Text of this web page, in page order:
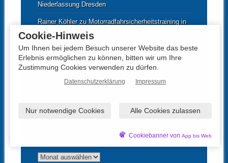
Niederlassung Dresden
Rainer Köhlerzu Motorradfahrsicherheitstraining in
Freital bei Dresden am 01.Juni 2025
Ullrich Süßmuth zuFahrsicherheitstraining für Biker
und Bikerinnen am 03.Mai 2025
Kategorien
Archiv
Cookie-Hinweis
Um Ihnen bei jedem Besuch unserer Website das beste
Erlebnis ermöglichen zu können, bitten wir um Ihre
Zustimmung Cookies verwenden zu dürfen.
Datenschutzerklärung Impressum
Nur notwendige Cookies Alle Cookies zulassen
Cookiebanner von App bis Web